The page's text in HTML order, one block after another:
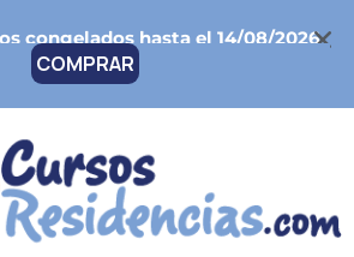
congelados hasta el 14/08/2026
COMPRAR